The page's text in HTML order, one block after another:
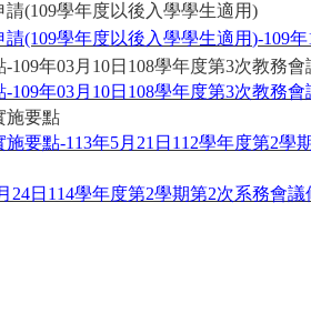
請(109學年度以後入學學生適用)
請(109學年度以後入學學生適用)-109年
年03月10日108學年度第3次教務會
年03月10日108學年度第3次教務會
施要點
要點-113年5月21日112學年度第2學
日114學年度第2學期第2次系務會議